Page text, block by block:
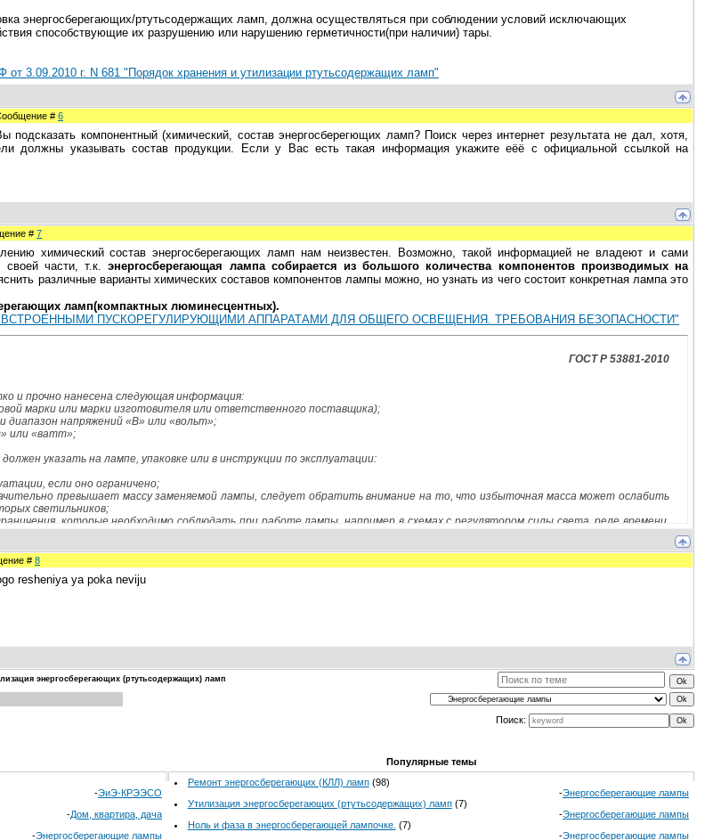
энергосберегающих/ртутьсодержащих ламп, должна осуществляться при соблюдении условий исключающих
способствующие их разрушению или нарушению герметичности(при наличии) тары.
от 3.09.2010 г. N 681 "Порядок хранения и утилизации ртутьсодержащих ламп"
# 6
подсказать компонентный (химический, состав энергосберегющих ламп? Поиск через интернет результата не дал, хотя,
должны указывать состав продукции. Если у Вас есть такая информация укажите еёё с официальной ссылкой на
# 7
химический состав энергосберегающих ламп нам неизвестен. Возможно, такой информацией не владеют и сами
своей части, т.к.энергосберегающая лампа собирается из большого количества компонентов производимых на
различные варианты химических составов компонентов лампы можно, но узнать из чего состоит конкретная лампа это
ламп(компактных люминесцентных).
ВСТРОЕННЫМИ ПУСКОРЕГУЛИРУЮЩИМИ АППАРАТАМИ ДЛЯ ОБЩЕГО ОСВЕЩЕНИЯ. ТРЕБОВАНИЯ БЕЗОПАСНОСТИ"
ГОСТ Р 53881-2010
и прочно нанесена следующая информация:
марки или марки изготовителя или ответственного поставщика);
диапазон напряжений «В» или «вольт»;
или «ватт»;
указать на лампе, упаковке или в инструкции по эксплуатации:
если оно ограничено;
превышает массу заменяемой лампы, следует обратить внимание на то, что избыточная масса может ослабить
светильников;
которые необходимо соблюдать при работе лампы, например в схемах с регулятором силы света, реле времени,
не пригодны для работы в схемах с уменьшением силы света, то должен быть указан символ;
давления должны быть указаны количество ртути, мг, содержащееся во внутреннем объеме колбы, и число циклов
изготовитель.
новых лампах следующим образом:
по 5.1 - внешним осмотром;
# 8
resheniya ya poka neviju
энергосберегающих (ртутьсодержащих) ламп
Поиск:
Популярные темы
-ЭиЭ-КРЭЭСО
-Дом, квартира, дача
-Энергосберегающие лампы
Ремонт энергосберегающих (КЛЛ) ламп (98)
-Энергосберегающие лампы
Утилизация энергосберегающих (ртутьсодержащих) ламп (7)
-Энергосберегающие лампы
Ноль и фаза в энергосберегающей лампочке. (7)
-Энергосберегающие лампы